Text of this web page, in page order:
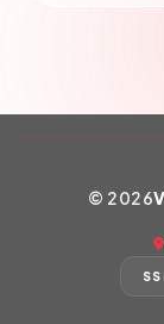
© 2026